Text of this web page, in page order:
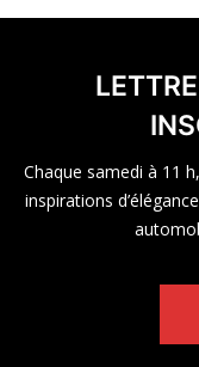
Chaque samedi à 11
inspirations